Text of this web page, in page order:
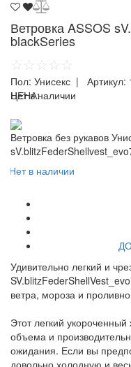
Ветровка ASSOS
blackSeries
☆☆☆☆☆
Пол: Унисекс | Артикул:
ЦЕНА:
Нет в наличии
Ветровка без рукавов
Нет в наличии
Удивительно легкий и
ветра, мороза и
Этот легкий
объема и
ожидания. Если вы
довольно холодную и